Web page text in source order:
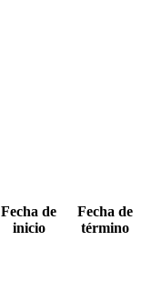
Fecha de
inicio
Fecha de
término